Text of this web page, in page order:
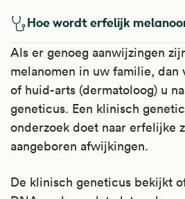
Hoe wordt erfelijk
Als er genoeg aanwijzingen
melanomen in uw familie,
of huid-arts (dermatoloog) u
geneticus. Een klinisch
onderzoek doet naar erfelijke
aangeboren afwijkingen.
De klinisch geneticus bekijkt